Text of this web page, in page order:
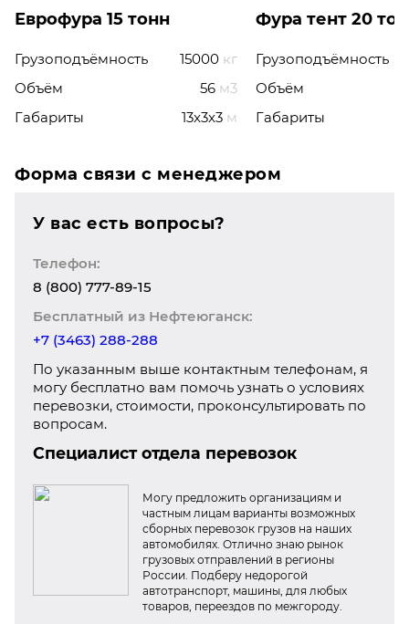
Еврофура 15 тонн
Грузоподъёмность 15000 кг
Объём
56 м3
Габариты
13x3x3 м
Фура тент 20
Грузоподъёмность
Объём
Габариты
Форма связи с менеджером
У вас есть вопросы?
Телефон:
8 (800) 777-89-15
Бесплатный из Нефтеюганск:
+7 (3463) 288-288
По указанным выше контактным телефонам, я
могу бесплатно вам помочь узнать о условиях
перевозки, стоимости, проконсультировать по
вопросам.
Специалист отдела перевозок
Могу предложить организациям и
частным лицам варианты возможных
сборных перевозок грузов на наших
автомобилях. Отлично знаю рынок
грузовых отправлений в регионы
России. Подберу недорогой
автотранспорт, машины, для любых
товаров, переездов по межгороду.